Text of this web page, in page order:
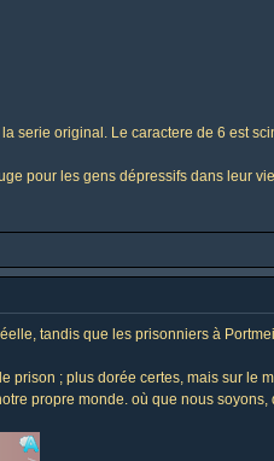
serie original. Le caractere de 6 est
pour les gens dépressifs dans leur
tandis que les prisonniers à
prison ; plus dorée certes, mais sur le
propre monde. où que nous